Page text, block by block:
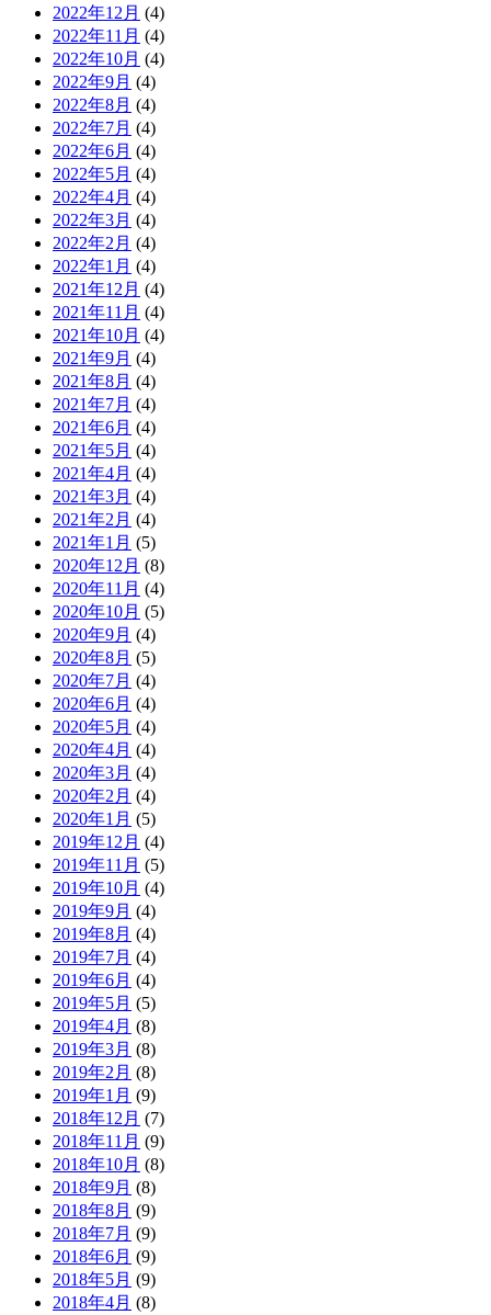
2022年12月 (4)
2022年11月 (4)
2022年10月 (4)
2022年9月 (4)
2022年8月 (4)
2022年7月 (4)
2022年6月 (4)
2022年5月 (4)
2022年4月 (4)
2022年3月 (4)
2022年2月 (4)
2022年1月 (4)
2021年12月 (4)
2021年11月 (4)
2021年10月 (4)
2021年9月 (4)
2021年8月 (4)
2021年7月 (4)
2021年6月 (4)
2021年5月 (4)
2021年4月 (4)
2021年3月 (4)
2021年2月 (4)
2021年1月 (5)
2020年12月 (8)
2020年11月 (4)
2020年10月 (5)
2020年9月 (4)
2020年8月 (5)
2020年7月 (4)
2020年6月 (4)
2020年5月 (4)
2020年4月 (4)
2020年3月 (4)
2020年2月 (4)
2020年1月 (5)
2019年12月 (4)
2019年11月 (5)
2019年10月 (4)
2019年9月 (4)
2019年8月 (4)
2019年7月 (4)
2019年6月 (4)
2019年5月 (5)
2019年4月 (8)
2019年3月 (8)
2019年2月 (8)
2019年1月 (9)
2018年12月 (7)
2018年11月 (9)
2018年10月 (8)
2018年9月 (8)
2018年8月 (9)
2018年7月 (9)
2018年6月 (9)
2018年5月 (9)
2018年4月 (8)